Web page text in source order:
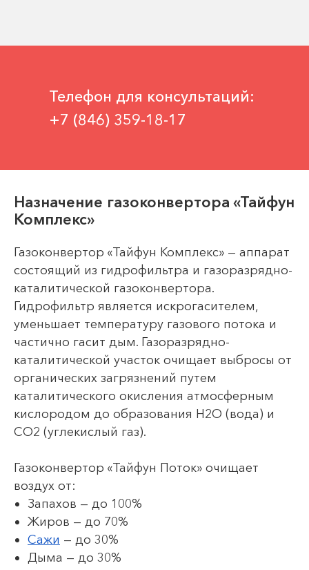
Телефон для консультаций:
+7 (846) 359-18-17
Назначение газоконвертора «Тайфун
Комплекс»
Газоконвертор «Тайфун Комплекс» — аппарат
состоящий из гидрофильтра и газоразрядно-
каталитической газоконвертора.
Гидрофильтр является искрогасителем,
уменьшает температуру газового потока и
частично гасит дым. Газоразрядно-
каталитической участок очищает выбросы от
органических загрязнений путем
каталитического окисления атмосферным
кислородом до образования Н2О (вода) и
СО2 (углекислый газ).
Газоконвертор «Тайфун Поток» очищает
воздух от:
Запахов — до 100%
Жиров — до 70%
Сажи — до 30%
Дыма — до 30%